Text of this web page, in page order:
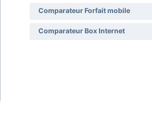
Comparateur Forfait mobile
Comparateur Box Internet